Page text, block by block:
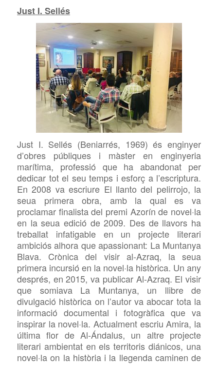
Just I. Sellés
Just I. Sellés (Beniarrés, 1969) és enginyer
d’obres públiques i màster en enginyeria
marítima, professió que ha abandonat per
dedicar tot el seu temps i esforç a l’escriptura.
En 2008 va escriure El llanto del pelirrojo, la
seua primera obra, amb la qual es va
proclamar finalista del premi Azorín de novel·la
en la seua edició de 2009. Des de llavors ha
treballat infatigable en un projecte literari
ambiciós alhora que apassionant: La Muntanya
Blava. Crònica del visir al-Azraq, la seua
primera incursió en la novel·la històrica. Un any
després, en 2015, va publicar Al-Azraq. El visir
que somiava La Muntanya, un llibre de
divulgació històrica on l’autor va abocar tota la
informació documental i fotogràfica que va
inspirar la novel·la. Actualment escriu Amira, la
última flor de Al-Ándalus, un altre projecte
literari ambientat en els territoris diánicos, una
novel·la on la història i la llegenda caminen de